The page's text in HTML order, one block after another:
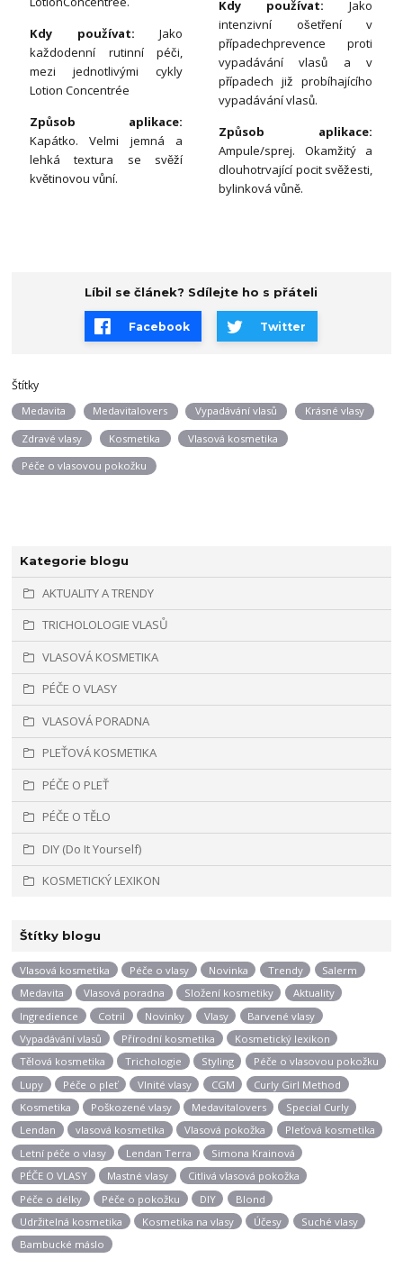
Kategorie blogu
AKTUALITY A TRENDY
TRICHOLOLOGIE VLASŮ
VLASOVÁ KOSMETIKA
PÉČE O VLASY
VLASOVÁ PORADNA
PLEŤOVÁ KOSMETIKA
PÉČE O PLEŤ
PÉČE O TĚLO
DIY (Do It Yourself)
KOSMETICKÝ LEXIKON
Štítky blogu
Vlasová kosmetika Péče o vlasy Novinka Trendy
Salerm
Medavita
Vlasová poradna Složení kosmetiky
Aktuality
Ingredience
Cotril Novinky Vlasy
Barvené vlasy
Vypadávání vlasů
Přírodní kosmetika
Kosmetický lexikon
Tělová kosmetika
Trichologie Styling
Péče o vlasovou pokožku
Lupy
Péče o pleť Vlnité vlasy CGM
Curly Girl Method
Kosmetika
Poškozené vlasy Medavitalovers
Special Curly
Lendan
vlasová kosmetika Vlasová pokožka
Pleťová kosmetika
Letní péče o vlasy
Lendan Terra
Simona Krainová
PÉČE O VLASY
Mastné vlasy
Citlivá vlasová pokožka
Péče o délky
Péče o pokožku DIY
Blond
Udržitelná kosmetika
Kosmetika na vlasy Účesy
Suché vlasy
Bambucké máslo
Kdy používat: Jako
každodenní rutinní péči,
mezi jednotlivými cykly
Lotion Concentrée
Způsob aplikace:
Kapátko. Velmi jemná a
lehká textura se svěží
květinovou vůní.
Kdy používat: Jako
intenzivní ošetření v
případechprevence proti
vypadávání vlasů a v
případech již probíhajícího
vypadávání vlasů.
Způsob aplikace:
Ampule/sprej. Okamžitý a
dlouhotrvající pocit svěžesti,
bylinková vůně.
Líbil se článek? Sdílejte ho s přáteli
Facebook Twitter
Štítky
Medavita Medavitalovers Vypadávání vlasů Krásné vlasy
Zdravé vlasy Kosmetika Vlasová kosmetika
Péče o vlasovou pokožku